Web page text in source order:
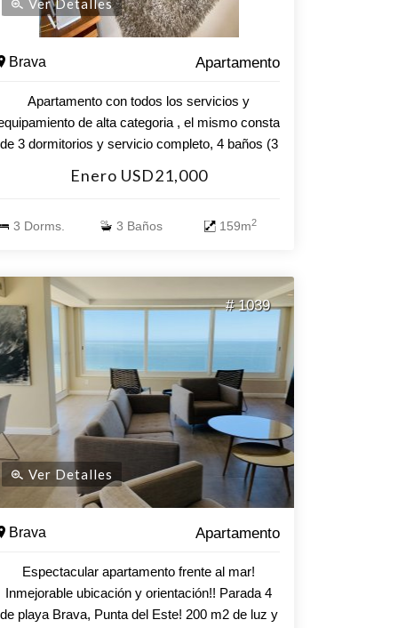
Ver Detalles
Brava Apartamento
Apartamento con todos los servicios y
de alta categoria , el mismo consta
de 3 dormitorios y servicio completo, 4 baños (3
amplio, cocina americana y terraza con
acondicionado. El edificio cuenta con los
tennis, Piscinas inout climatizada, Gimnasio,
Microcine, Business center, Salones de
reuniones y/o fiestas, Salas de juegos para
adultos y adolescentes, Kids Club, Saunas con
salas de masaje y relax, Exclusivo y único
simulador de golf interno, Quinchos exteriores
con parrilleros para reuniones grupales, Laundry,
Seguridad .
Enero USD21,000
3 Dorms. 3 Baños 159m2
# 1039
Ver Detalles
Brava Apartamento
Espectacular apartamento frente al mar!
Inmejorable ubicación y orientación!! Parada 4
de playa Brava, Punta del Este! 200 m2 de luz y